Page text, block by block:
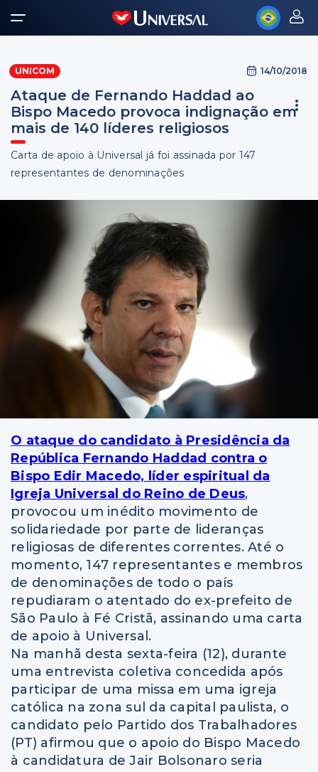
UNICOM 14/10/2018
Ataque de Fernando Haddad ao
Bispo Macedo provoca indignação em
mais de 140 líderes religiosos
Carta de apoio à Universal já foi assinada por 147
representantes de denominações
O ataque do candidato à Presidência da
República Fernando Haddad contra o
Bispo Edir Macedo, líder espiritual da
Igreja Universal do Reino de Deus,
provocou um inédito movimento de
solidariedade por parte de lideranças
religiosas de diferentes correntes. Até o
momento, 147 representantes e membros
de denominações de todo o país
repudiaram o atentado do ex-prefeito de
São Paulo à Fé Cristã, assinando uma carta
de apoio à Universal.
Na manhã desta sexta-feira (12), durante
uma entrevista coletiva concedida após
participar de uma missa em uma igreja
católica na zona sul da capital paulista, o
candidato pelo Partido dos Trabalhadores
(PT) afirmou que o apoio do Bispo Macedo
à candidatura de Jair Bolsonaro seria